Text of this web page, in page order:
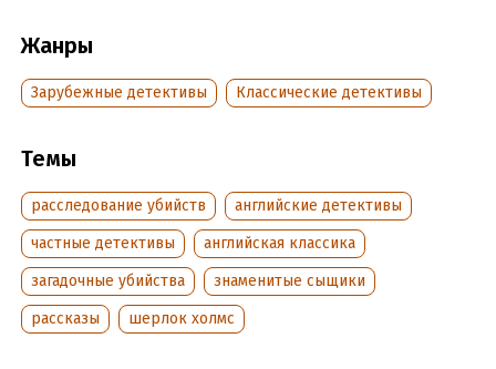
Подробная информация
Дата написания:1 января 2020
Дата поступления:
ISBN (EAN):9785535562582
Жанры
Зарубежные детективы Классические детективы
Темы
расследование убийств
английские детективы
частные детективы
английская классика
загадочные убийства
знаменитые сыщики
рассказы
шерлок холмс